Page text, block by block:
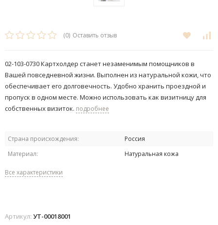
(0) Оставить отзыв
02-103-0730 Картхолдер станет незаменимым помощников в
Вашей повседневной жизни. Выполнен из натуральной кожи, что
обеспечивает его долговечность. Удобно хранить проездной и
пропуск в одном месте. Можно использовать как визитницу для
собственных визиток​. подробнее
Страна происхождения:
Россия
Материал:
Натуральная кожа
Все характеристики
Артикул: УТ-00018001